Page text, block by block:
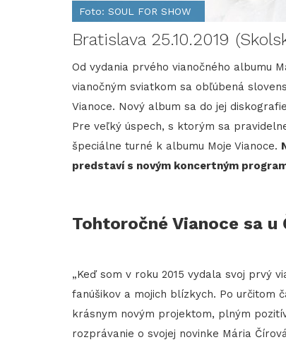
Foto: SOUL FOR SHOW
Bratislava 25.10.2019
Od vydania prvého vianočného albumu
vianočným sviatkom sa obľúbená
Vianoce. Nový album sa do jej
Pre veľký úspech, s ktorým sa
špeciálne turné k albumu Moje Vianoce.
predstaví s novým koncertným
Tohtoročné Vianoce sa
„Keď som v roku 2015 vydala svoj prvý
fanúšikov a mojich blízkych. Po určitom
krásnym novým projektom, plným
rozprávanie o svojej novinke Mária